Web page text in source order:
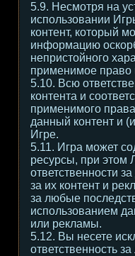
5.9. Несмотря на
использовании
контент, который
информацию
непристойного
применимое право
5.10. Всю
контента и
применимого
данный контент и
Игре.
5.11. Игра может
ресурсы, при этом
ответственности
за их контент и
за любые
использованием
или рекламы.
5.12. Вы несете
ответственность